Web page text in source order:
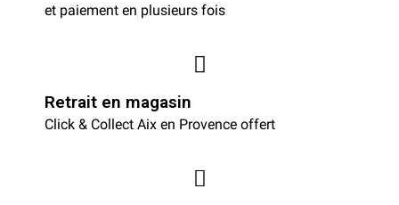
et paiement en plusieurs fois
Retrait en magasin
Click & Collect Aix en Provence offert